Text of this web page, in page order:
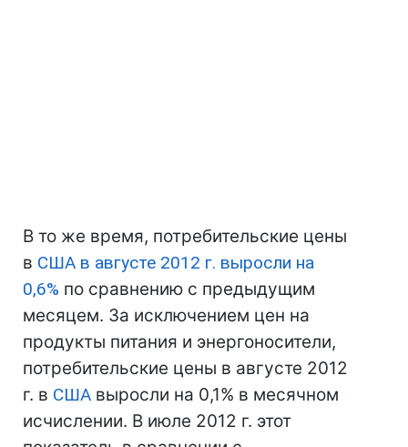
В то же время, потребительские цены
в США в августе 2012 г. выросли на
0,6% по сравнению с предыдущим
месяцем. За исключением цен на
продукты питания и энергоносители,
потребительские цены в августе 2012
г. в США выросли на 0,1% в месячном
исчислении. В июле 2012 г. этот